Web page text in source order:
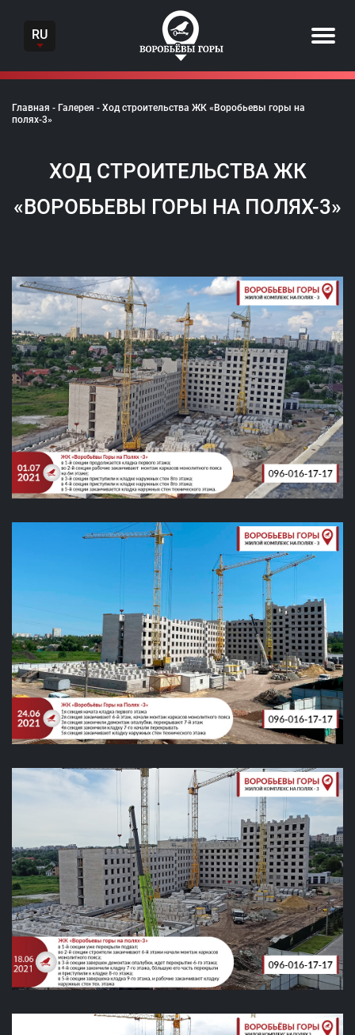
contentRU
Главная - Галерея - Ход строительства ЖК «Воробьевы горы на
полях-3»
ХОД СТРОИТЕЛЬСТВА ЖК
«ВОРОБЬЕВЫ ГОРЫ НА ПОЛЯХ-3»